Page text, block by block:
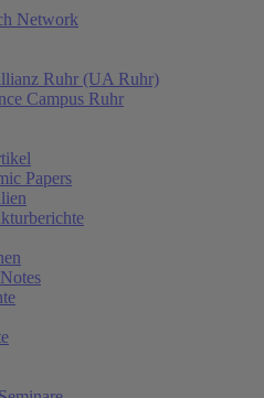
Network
Ruhr (UA Ruhr)
Campus Ruhr
Papers